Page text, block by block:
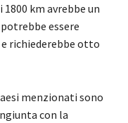
km avrebbe un
essere
richiederebbe otto
menzionati sono
con la